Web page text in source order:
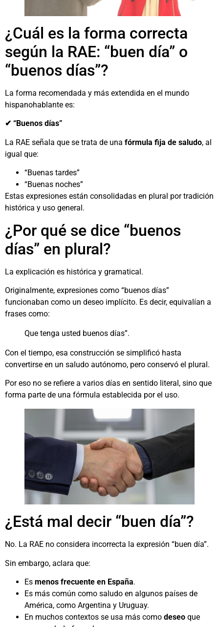
¿Cuál es la forma correcta
según la RAE: “buen día” o
“buenos días”?
La forma recomendada y más extendida en el mundo
hispanohablante es:
✔ “Buenos días”
La RAE señala que se trata de una fórmula fija de saludo, al
igual que:
“Buenas tardes”
“Buenas noches”
Estas expresiones están consolidadas en plural por tradición
histórica y uso general.
¿Por qué se dice “buenos
días” en plural?
La explicación es histórica y gramatical.
Originalmente, expresiones como “buenos días”
funcionaban como un deseo implícito. Es decir, equivalían a
frases como:
Que tenga usted buenos días”.
Con el tiempo, esa construcción se simplificó hasta
convertirse en un saludo autónomo, pero conservó el plural.
Por eso no se refiere a varios días en sentido literal, sino que
forma parte de una fórmula establecida por el uso.
¿Está mal decir “buen día”?
No. La RAE no considera incorrecta la expresión “buen día”.
Sin embargo, aclara que:
Es menos frecuente en España.
Es más común como saludo en algunos países de
América, como Argentina y Uruguay.
En muchos contextos se usa más como deseo que